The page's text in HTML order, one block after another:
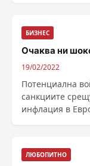
БИЗНЕС
Очаква ни
19/02/2022
Потенциална
санкциите
инфлация в
спиране ...
ЛЮБОПИТНО